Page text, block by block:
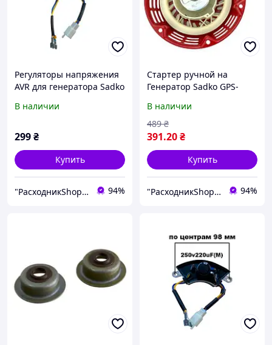
Регуляторы напряжения
AVR для генератора Sadko
(прямоугольний )
В наличии
299₴
Купить
"РасходникShop" интернет магазин комплектующих и запчастей 94%
Стартер ручной на
Генератор Sadko GPS-
В наличии
391.20₴
489 ₴
Купить
"РасходникShop" интернет магазин комплектующих и запчастей 94%